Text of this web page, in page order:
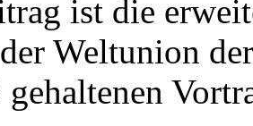
ist die
Weltunion